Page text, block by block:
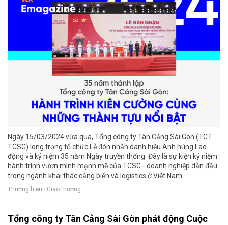
Ngày 15/03/2024 vừa qua, Tổng công ty Tân Cảng Sài Gòn (TCT
TCSG) long trọng tổ chức Lễ đón nhận danh hiệu Anh hùng Lao
động và kỷ niệm 35 năm Ngày truyền thống. Đây là sự kiện kỷ niệm
hành trình vươn mình mạnh mẽ của TCSG - doanh nghiệp dẫn đầu
trong ngành khai thác cảng biển và logistics ở Việt Nam.
Thương hiệu - Giao thương
Tổng công ty Tân Cảng Sài Gòn phát động Cuộc